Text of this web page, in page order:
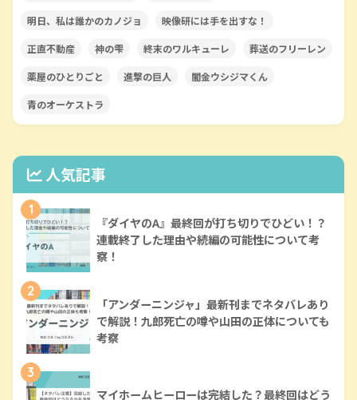
明日、私は誰かのカノジョ 映像研には手を出すな！
正直不動産 神の雫 終末のワルキューレ 葬送のフリーレン
薬屋のひとりごと 進撃の巨人 闇金ウシジマくん
青のオーケストラ
人気記事
1
『ダイヤのA』最終回が打ち切りでひどい！？
連載終了した理由や続編の可能性について考
察！
2
「アンダーニンジャ」最新刊までネタバレあり
で解説！九郎死亡の噂や山田の正体についても
考察
3
マイホームヒーローは完結した？最終回はどう